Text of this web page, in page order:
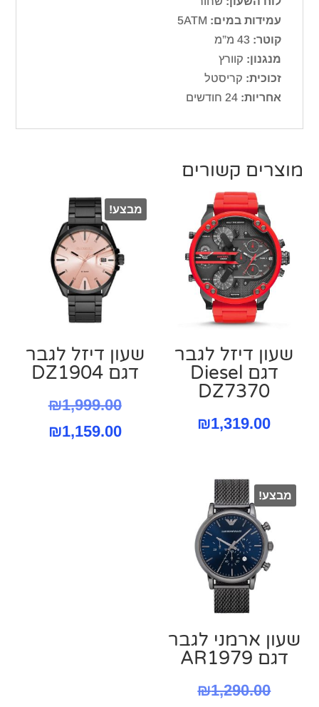
עמידות במים:
קוטר:
מנגנון: קוורץ
זכוכית: קריסטל
אחריות: 24 חודשים
מוצרים קשורים
שעון דיזל לגבר
דגם Diesel
DZ7370
₪1,319.00
מבצע!
שעון דיזל לגבר
דגם DZ1904
₪1,999.00
המחיר
₪1,159.00
מבצע!
שעון ארמני לגבר
דגם AR1979
₪1,290.00
המחיר